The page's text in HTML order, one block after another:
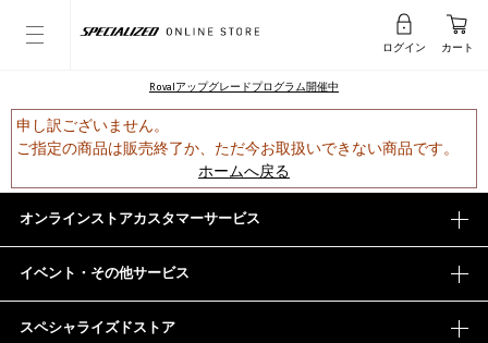
ログイン カート
Rovalアップグレードプログラム開催中
申し訳ございません。
ご指定の商品は販売終了か、ただ今お取扱いできない商品です。
ホームへ戻る
オンラインストアカスタマーサービス
イベント・その他サービス
スペシャライズドストア